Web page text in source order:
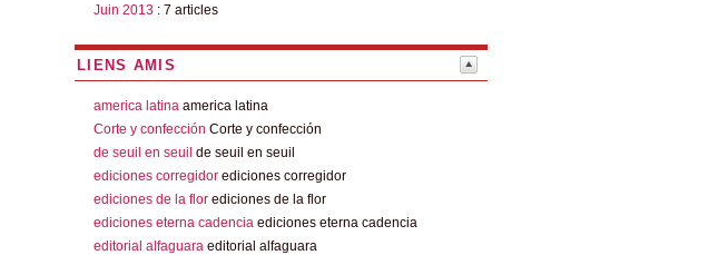
Juin 2013 : 7 articles
LIENS AMIS
america latina america latina
Corte y confección Corte y confección
de seuil en seuil de seuil en seuil
ediciones corregidor ediciones corregidor
ediciones de la flor ediciones de la flor
ediciones eterna cadencia ediciones eterna cadencia
editorial alfaguara editorial alfaguara